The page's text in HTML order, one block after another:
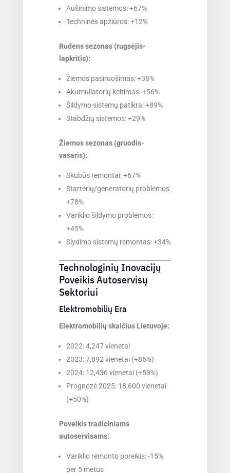
Aušinimo sistemos: +67%
Techninės apžiūros: +12%
Rudens sezonas (rugsėjis-
lapkritis):
Žiemos pasiruošimas: +38%
Akumuliatorių keitimas: +56%
Šildymo sistemų patikra: +89%
Stabdžių sistemos: +29%
Žiemos sezonas (gruodis-
vasaris):
Skubūs remontai: +67%
Starterių/generatorių problemos:
+78%
Variklio šildymo problemos:
+45%
Slydimo sistemų remontas: +34%
Technologinių Inovacijų
Poveikis Autoservisų
Sektoriui
Elektromobilių Era
Elektromobilių skaičius Lietuvoje:
2022: 4,247 vienetai
2023: 7,892 vienetai (+86%)
2024: 12,436 vienetai (+58%)
Prognozė 2025: 18,600 vienetai
(+50%)
Poveikis tradiciniams
autoservisams:
Variklio remonto poreikis: -15%
per 5 metus